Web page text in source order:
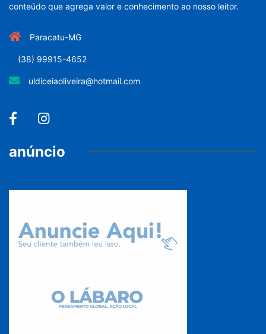
conteúdo que agrega valor e conhecimento ao nosso leitor.
Paracatu-MG
(38) 99915-4652
uldiceiaoliveira@hotmail.com
anúncio